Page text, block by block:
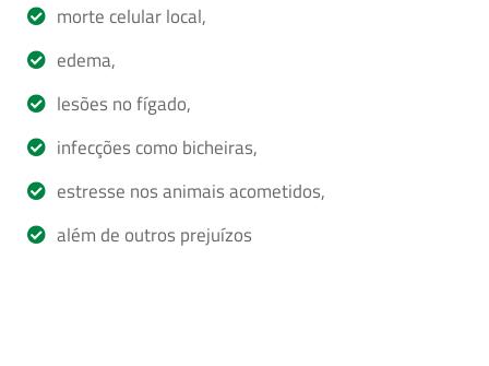
morte celular local,
edema,
lesões no fígado,
infecções como bicheiras,
estresse nos animais acometidos,
além de outros prejuízos